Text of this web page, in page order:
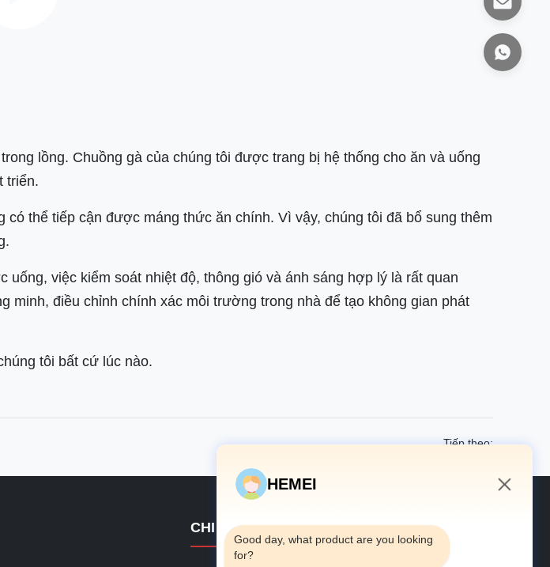
lồng. Chuồng gà của chúng tôi được trang bị hệ thống cho ăn và uống
triển.
thể tiếp cận được máng thức ăn chính. Vì vậy, chúng tôi đã bổ sung thêm
việc kiểm soát nhiệt độ, thông gió và ánh sáng hợp lý là rất quan
minh, điều chỉnh chính xác môi trường trong nhà để tạo không gian phát
tôi bất cứ lúc nào.
Tiếp theo:
CHI TIẾT LIÊN HỆ
HEMEI
Good day, what product are you looking
for?